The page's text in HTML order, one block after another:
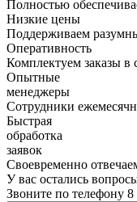
Полностью
Низкие цены
Поддерживаем
Оперативность
Комплектуем заказы в
Опытные
менеджеры
Сотрудники
Быстрая
обработка
заявок
Своевременно
У вас остались
Звоните по телефону 8